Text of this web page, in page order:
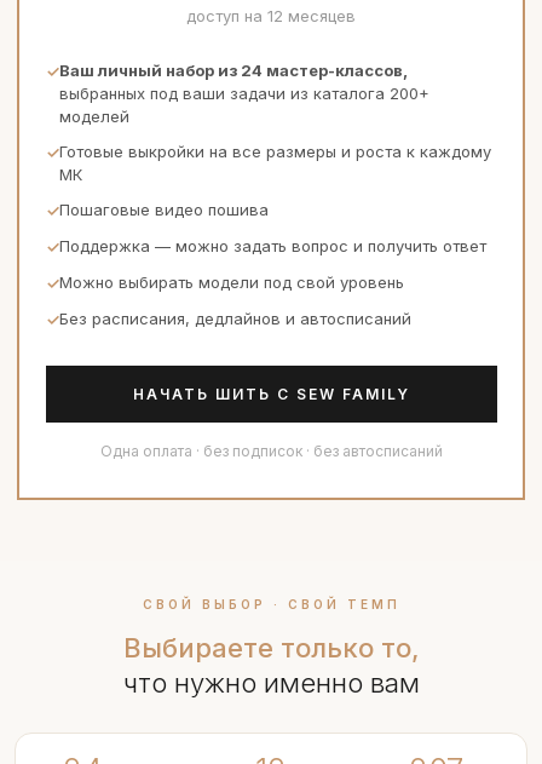
доступ на 12 месяцев
Ваш личный набор из 24 мастер-классов,
выбранных под ваши задачи из каталога 200+
моделей
Готовые выкройки на все размеры и роста к каждому
МК
Пошаговые видео пошива
Поддержка — можно задать вопрос и получить ответ
Можно выбирать модели под свой уровень
Без расписания, дедлайнов и автосписаний
НАЧАТЬ ШИТЬ С SEW FAMILY
Одна оплата · без подписок · без автосписаний
СВОЙ ВЫБОР · СВОЙ ТЕМП
Выбираете только то,
что нужно именно вам